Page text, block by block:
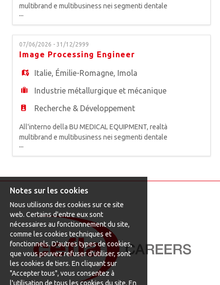
multibrand e multibusiness nei segmenti dentale
e medicale, primo produttore europeo di
attrezzature odontoiatriche, siamo alla ricerca di
un* HARDWARE ENGINEER. La risorsa, a diretto
riporto del Responsabile Hardware, lavorerà
all'interno di un team multifunzionale impegnato a
progettare, manutenere e
...
07/06/2026 - 31/12/2999
Image Processing Engineer
Italie, Émilie-Romagne, Imola
Industrie métallurgique et mécanique
Recherche & Développement
All'interno della BU MEDICAL EQUIPMENT, realtà
multibrand e multibusiness nei segmenti dentale
e medicale, primo produttore europeo di
attrezzature odontoiatriche, siamo alla ricerca di
occuperà dello sviluppare e della progettazione
di tecnologie per l'acquisizione, l'analisi e il
...
Notes sur les cookies
Nous utilisons des cookies sur ce site
web. Certains d'entre eux sont
nécessaires au fonctionnement du site,
comme les cookies techniques et
fonctionnels. D'autres types de cookies,
que vous pouvez refuser d'utiliser, sont
les cookies de tiers. En cliquant sur
"Accepter tous", vous consentez à
l'utilisation de tous les cookies du site. En